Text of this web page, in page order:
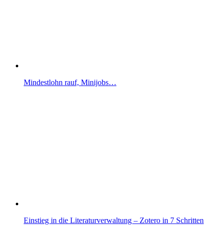
Mindestlohn rauf, Minijobs…
Einstieg in die Literaturverwaltung – Zotero in 7 Schritten